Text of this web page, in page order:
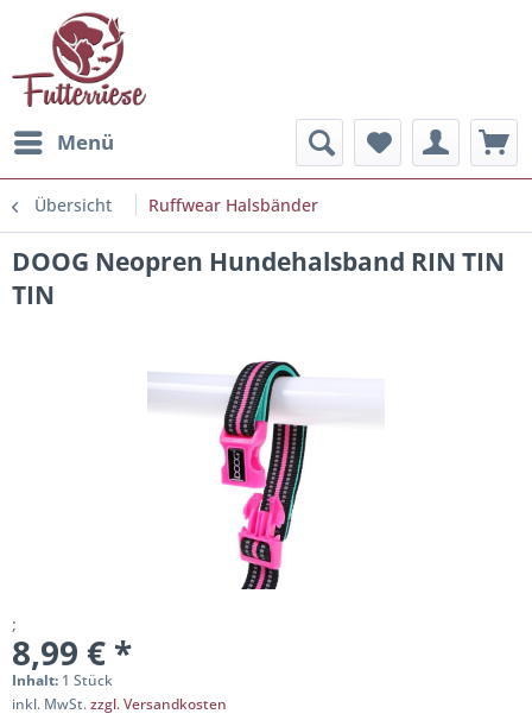
Menü
Übersicht Ruffwear Halsbänder
DOOG Neopren Hundehalsband RIN TIN
TIN
;
8,99 € *
Inhalt: 1 Stück
inkl. MwSt.zzgl. Versandkosten